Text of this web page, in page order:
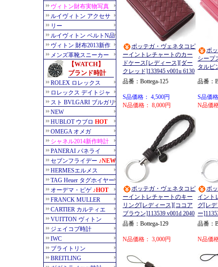
ボッテガ・ヴェネタコピ
ーイントレチャートのカー
ドケース[レディース][ダー
クレッド]133945 v001u 6130
ボ
シープ
タルピ
品番：Bottega-125
S品価格： 4,500円
N品価格： 8,000円
品番：
S品価
N品価
ボッテガ・ヴェネタコピ
ーイントレチャートのキー
リング[レディース][ココア
ブラウン]113539 v001d 2040
ボ
イント
グ[レ
ー
品番：Bottega-129
N品価格： 3,000円
品番：
N品価